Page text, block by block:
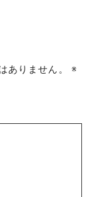
ありません。
※